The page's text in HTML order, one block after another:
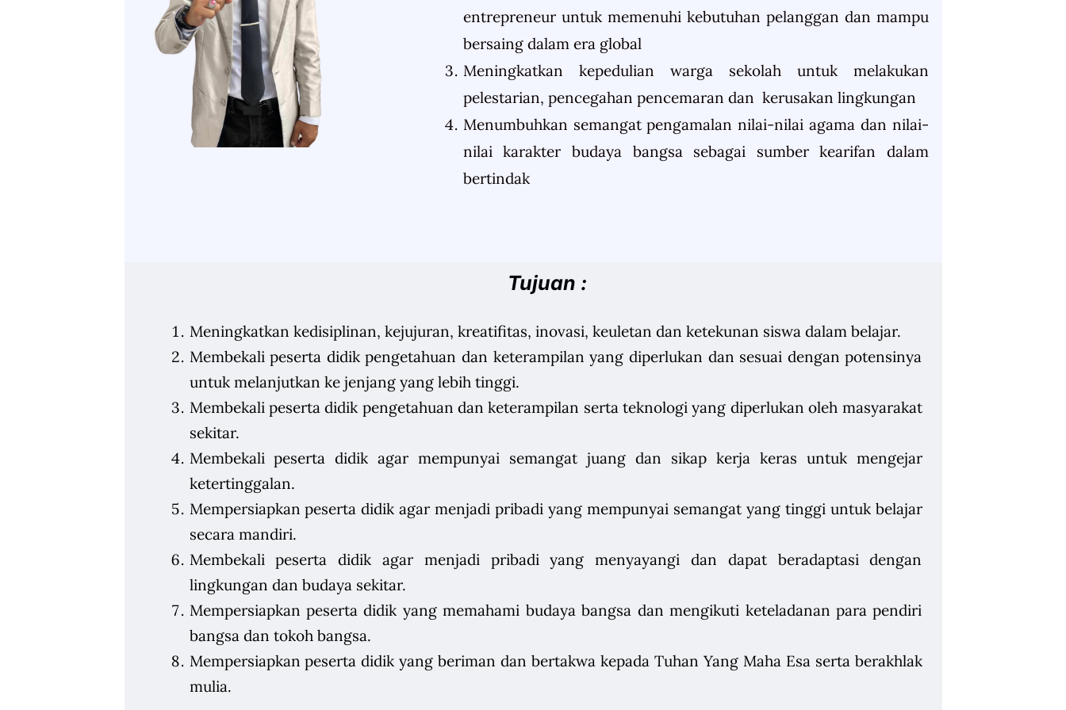
entrepreneur untuk memenuhi kebutuhan pelanggan dan mampu
bersaing dalam era global
Meningkatkan kepedulian warga sekolah untuk melakukan
pelestarian, pencegahan pencemaran dan kerusakan lingkungan
Menumbuhkan semangat pengamalan nilai-nilai agama dan nilai-
nilai karakter budaya bangsa sebagai sumber kearifan dalam
bertindak
Tujuan :
Meningkatkan kedisiplinan, kejujuran, kreatifitas, inovasi, keuletan dan ketekunan siswa dalam belajar.
Membekali peserta didik pengetahuan dan keterampilan yang diperlukan dan sesuai dengan potensinya
untuk melanjutkan ke jenjang yang lebih tinggi.
Membekali peserta didik pengetahuan dan keterampilan serta teknologi yang diperlukan oleh masyarakat
sekitar.
Membekali peserta didik agar mempunyai semangat juang dan sikap kerja keras untuk mengejar
ketertinggalan.
Mempersiapkan peserta didik agar menjadi pribadi yang mempunyai semangat yang tinggi untuk belajar
secara mandiri.
Membekali peserta didik agar menjadi pribadi yang menyayangi dan dapat beradaptasi dengan
lingkungan dan budaya sekitar.
Mempersiapkan peserta didik yang memahami budaya bangsa dan mengikuti keteladanan para pendiri
bangsa dan tokoh bangsa.
Mempersiapkan peserta didik yang beriman dan bertakwa kepada Tuhan Yang Maha Esa serta berakhlak
mulia.